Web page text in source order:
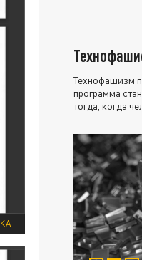
Технофашизм
программа
тогда, когда